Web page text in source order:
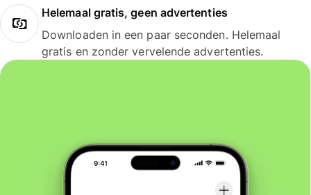
Helemaal gratis, geen advertenties
Downloaden in een paar seconden. Helemaal
gratis en zonder vervelende advertenties.